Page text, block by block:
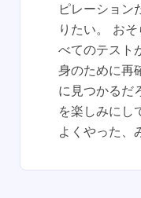
ピレーション
りたい。 お
べてのテスト
身のために再
に見つかるだ
を楽しみにし
よくやった、